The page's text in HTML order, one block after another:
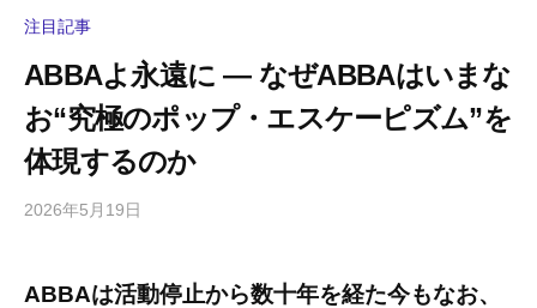
注目記事
ABBAよ永遠に ― なぜABBAはいまな
お“究極のポップ・エスケーピズム”を
体現するのか
2026年5月19日
iの
ABBAは活動停止から数十年を経た今もなお、